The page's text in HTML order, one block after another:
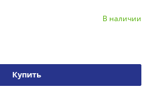
В наличии
Купить